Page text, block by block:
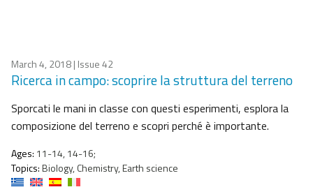
March 4, 2018| Issue 42
Ricerca in campo: scoprire la struttura del terreno
Sporcati le mani in classe con questi esperimenti, esplora la
composizione del terreno e scopri perché è importante.
Ages: 11-14, 14-16;
Topics:Biology, Chemistry, Earth science